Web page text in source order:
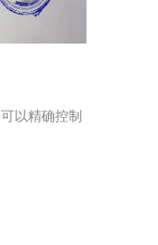
以精确控制